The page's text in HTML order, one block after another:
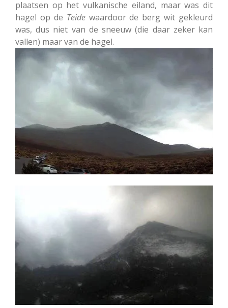
plaatsen op het vulkanische eiland, maar was dit
hagel op de Teidewaardoor de berg wit gekleurd
was, dus niet van de sneeuw (die daar zeker kan
vallen) maar van de hagel.